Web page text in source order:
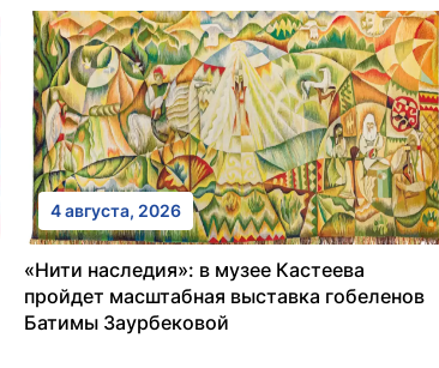
4 августа, 2026
«Нити наследия»: в музее Кастеева
пройдет масштабная выставка гобеленов
Батимы Заурбековой